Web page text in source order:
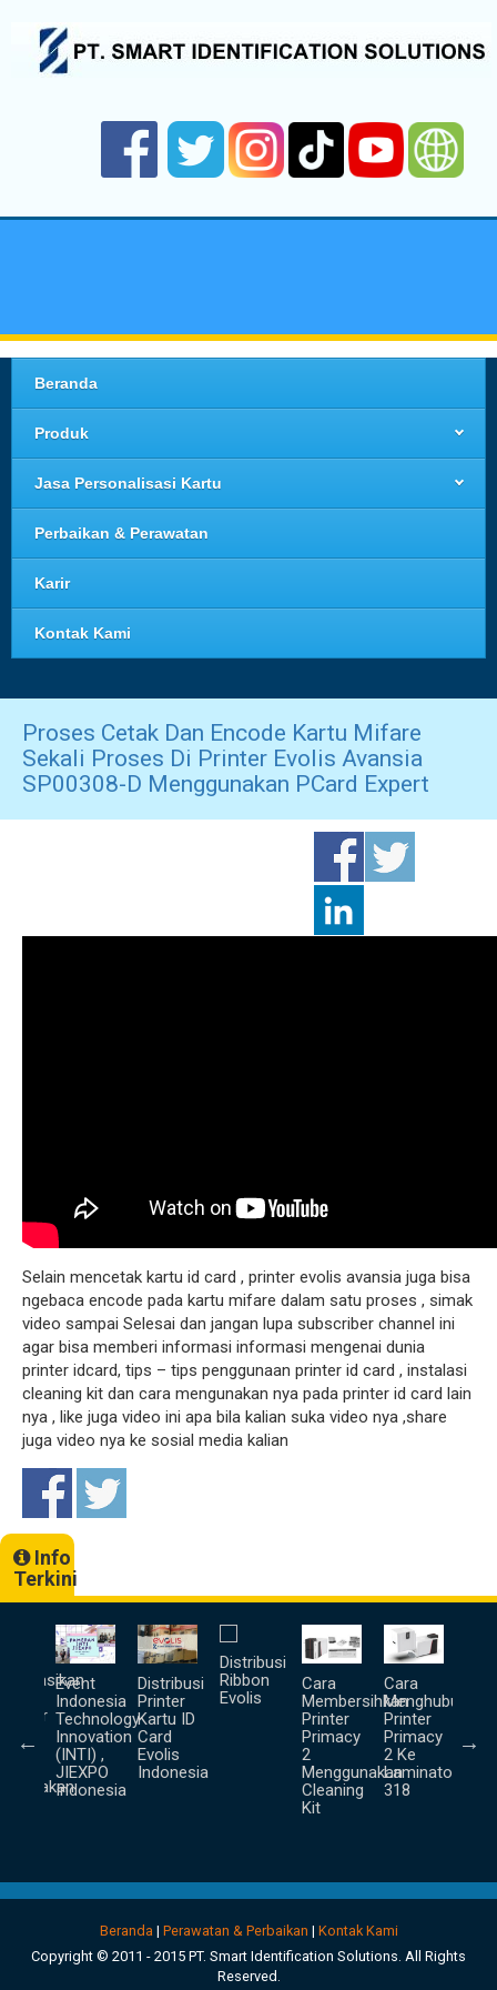
Beranda
Produk
Jasa Personalisasi Kartu
Perbaikan & Perawatan
Karir
Kontak Kami
Proses Cetak Dan Encode Kartu Mifare
Sekali Proses Di Printer Evolis Avansia
SP00308-D Menggunakan PCard Expert
Selain mencetak kartu id card , printer evolis avansia juga bisa
ngebaca encode pada kartu mifare dalam satu proses , simak
video sampai Selesai dan jangan lupa subscriber channel ini
agar bisa memberi informasi informasi mengenai dunia
printer idcard, tips – tips penggunaan printer id card , instalasi
cleaning kit dan cara mengunakan nya pada printer id card lain
nya , like juga video ini apa bila kalian suka video nya ,share
juga video nya ke sosial media kalian
Info
Terkini
Event
Indonesia
Technology
Innovation
(INTI) ,
JIEXPO
Indonesia
Distribusi
Printer
Kartu ID
Card
Evolis
Indonesia
Distribusi
Ribbon
Evolis
Cara
Membersihkan
Printer
Primacy
2
Menggunakan
Cleaning
Kit
Cara
Printer
Primacy
2 Ke
Laminator
318
Beranda| Perawatan & Perbaikan | Kontak Kami
Copyright © 2011 - 2015 PT. Smart Identification Solutions. All Rights
Reserved.